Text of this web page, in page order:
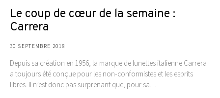
Le coup de cœur de la semaine :
Carrera
30 SEPTEMBRE 2018
Depuis sa création en 1956, la marque de lunettes italienne Carrera
a toujours été conçue pour les non-conformistes et les esprits
libres. Il n’est donc pas surprenant que, pour sa…